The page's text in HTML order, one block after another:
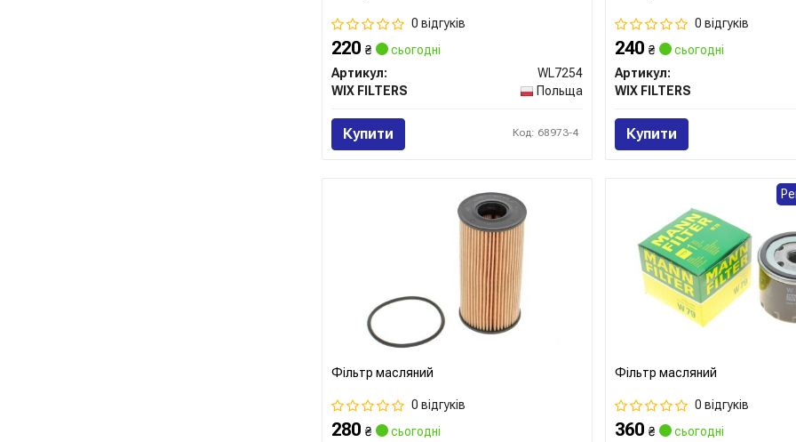
0 відгуків
220 ₴
сьогодні
Артикул:
WL7254
WIX FILTERS
Польща
Купити Код: 68973-4
0 відгуків
240₴
сьогодні
Артикул:
WIX FILTERS
Купити
Фільтр масляний
0 відгуків
280 ₴
сьогодні
Фільтр масляний
0 відгуків
360₴
сьогодні